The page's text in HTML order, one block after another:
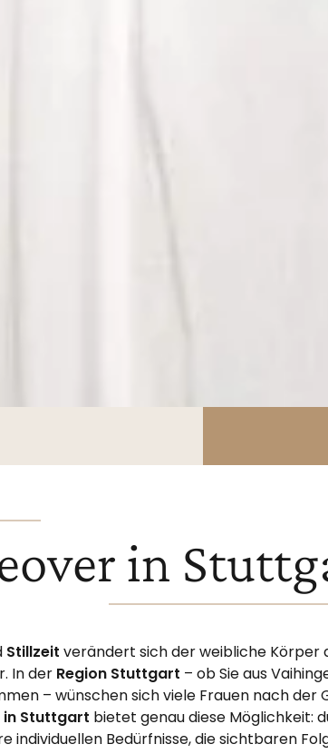
in
Stillzeit verändert sich der weibliche Körper
In der Region Stuttgart – ob Sie aus
– wünschen sich viele Frauen nach
in Stuttgart bietet genau diese Möglichkeit:
individuellen Bedürfnisse, die sichtbaren